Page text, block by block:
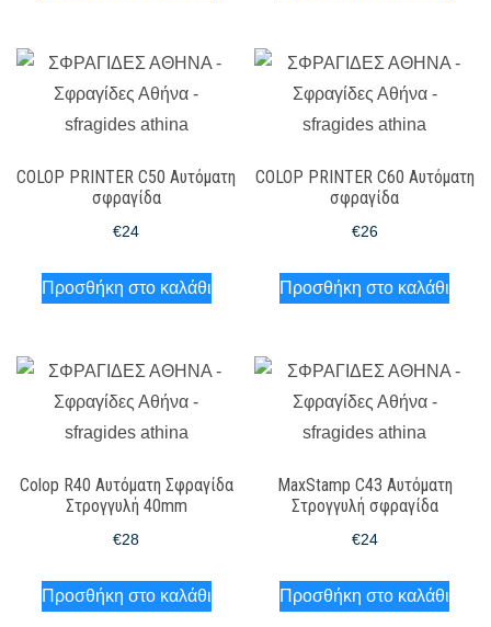
COLOP PRINTER C50 Αυτόματη
σφραγίδα
€24
Προσθήκη στο καλάθι
COLOP PRINTER C60 Αυτόματη
σφραγίδα
€26
Προσθήκη στο καλάθι
Colop R40 Αυτόματη Σφραγίδα
Στρογγυλή 40mm
€28
Προσθήκη στο καλάθι
MaxStamp C43 Αυτόματη
Στρογγυλή σφραγίδα
€24
Προσθήκη στο καλάθι